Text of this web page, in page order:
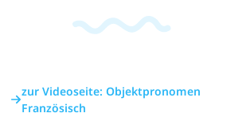
zur Videoseite: Objektpronomen
Französisch